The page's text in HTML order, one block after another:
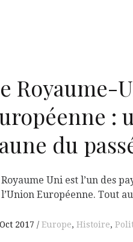
Royaume-
:
du
Uni est l’un des
l’Union Européenne. Tout
2017 Europe, Histoire,